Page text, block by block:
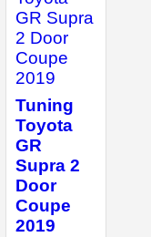
Tuning
Toyota
GR
Supra 2
Door
Coupe
2019